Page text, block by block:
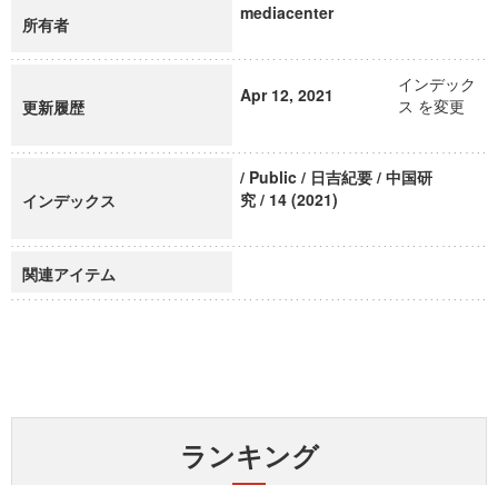
所有者
mediacenter
更新履歴
Apr 12, 2021
インデック
ス を変更
インデックス
/ Public / 日吉紀要 / 中国研
究 / 14 (2021)
関連アイテム
ランキング